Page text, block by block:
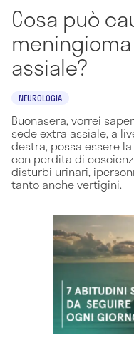
Cosa può
assiale?
NEUROLOGIA
Buonasera, vorrei
sede extra assiale, a
destra, possa essere
con perdita di
disturbi urinari,
tanto anche vertigini.